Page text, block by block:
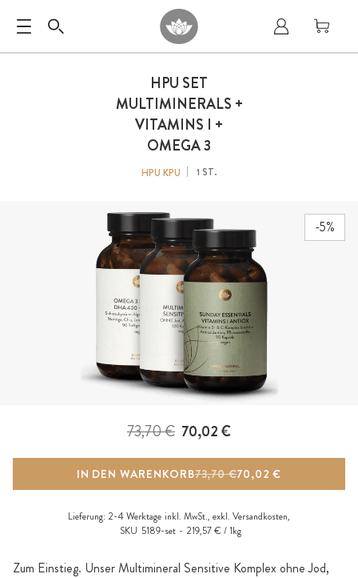
-5%
HPU SET
MULTIMINERALS +
VITAMINS I +
OMEGA 3
HPU KPU 1 ST.
Zum Einstieg. Unser Multimineral Sensitive Komplex ohne Jod,
70,02 €
73,70 €
IN DEN WARENKORB 70,02 €
73,70 €
Lieferung: 2-4 Werktage inkl. MwSt., exkl. Versandkosten,
SKU 5189-set 219,57 € / 1kg